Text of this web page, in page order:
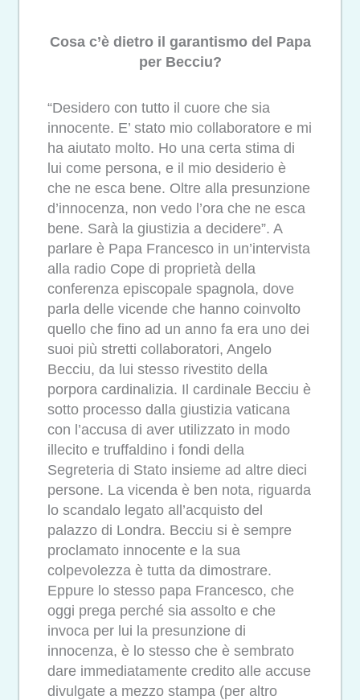
Cosa c’è dietro il garantismo del Papa
per Becciu?
“Desidero con tutto il cuore che sia
innocente. E’ stato mio collaboratore e mi
ha aiutato molto. Ho una certa stima di
lui come persona, e il mio desiderio è
che ne esca bene. Oltre alla presunzione
d’innocenza, non vedo l’ora che ne esca
bene. Sarà la giustizia a decidere”. A
parlare è Papa Francesco in un’intervista
alla radio Cope di proprietà della
conferenza episcopale spagnola, dove
parla delle vicende che hanno coinvolto
quello che fino ad un anno fa era uno dei
suoi più stretti collaboratori, Angelo
Becciu, da lui stesso rivestito della
porpora cardinalizia. Il cardinale Becciu è
sotto processo dalla giustizia vaticana
con l’accusa di aver utilizzato in modo
illecito e truffaldino i fondi della
Segreteria di Stato insieme ad altre dieci
persone. La vicenda è ben nota, riguarda
lo scandalo legato all’acquisto del
palazzo di Londra. Becciu si è sempre
proclamato innocente e la sua
colpevolezza è tutta da dimostrare.
Eppure lo stesso papa Francesco, che
oggi prega perché sia assolto e che
invoca per lui la presunzione di
innocenza, è lo stesso che è sembrato
dare immediatamente credito alle accuse
divulgate a mezzo stampa (per altro